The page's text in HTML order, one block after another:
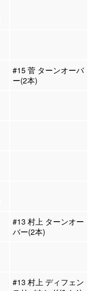
#15 菅 ターンオーバ
ー(2本)
#13 村上 ターンオー
バー(2本)
#13 村上 ディフェン